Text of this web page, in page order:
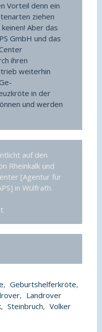
Vorteil denn ein
ziehen
Aber das
GmbH und das
ihren
weiterhin
in der
und werden
auf den
Rheinkalk und
[Agentur für
in Wülfrath.
, Geburtshelferkröte,
, Landrover
, Steinbruch, Volker